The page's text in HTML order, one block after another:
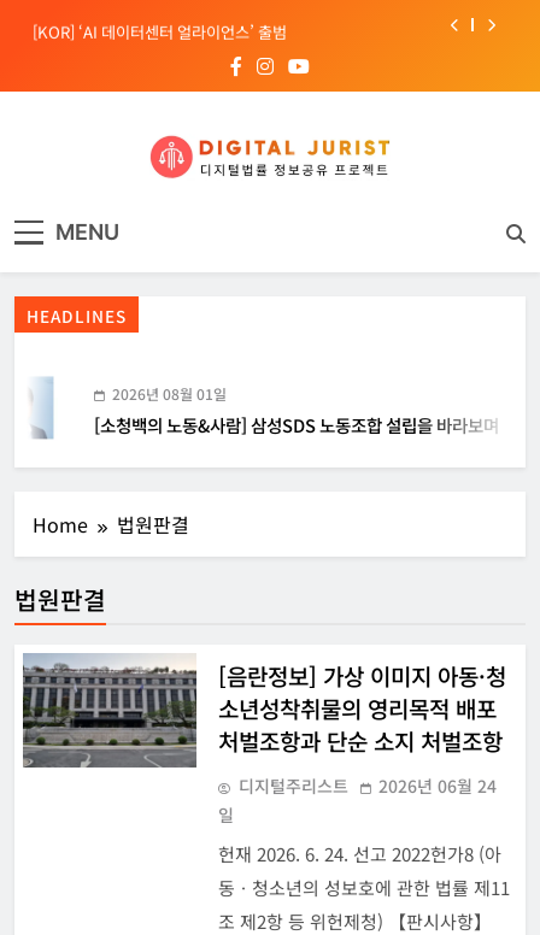
[KOR] ‘AI 데이터센터 얼라이언스’ 출범
[EU] 틱톡의 아동 보호 미흡 관련 예비 조사결과 발표
[Russia] 텔레그램 설립자 파벨 두로프 기소
[KOR] ‘AI 데이터센터 얼라이언스’ 출범
[EU] 틱톡의 아동 보호 미흡 관련 예비 조사결과 발표
MENU
HEADLINES
2026년 08월 01일
[소청백의 노동&사람] 삼성SDS 노동조합 설립을 바라보며
Home 법원판결
법원판결
[음란정보] 가상 이미지 아동·청
소년성착취물의 영리목적 배포
처벌조항과 단순 소지 처벌조항
디지털주리스트
2026년 06월 24
일
헌재 2026. 6. 24. 선고 2022헌가8 (아
동ㆍ청소년의 성보호에 관한 법률 제11
조 제2항 등 위헌제청) 【판시사항】